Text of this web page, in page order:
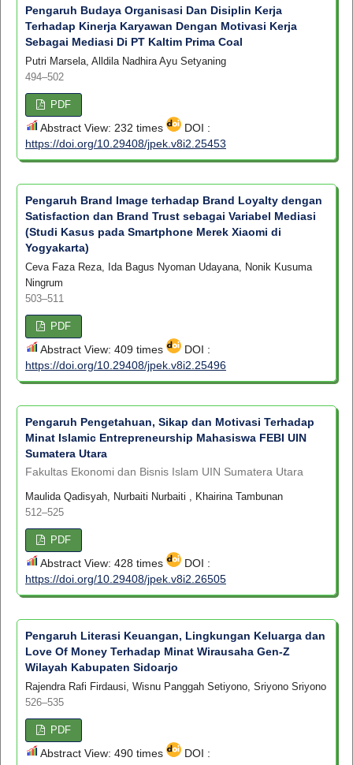
Pengaruh Budaya Organisasi Dan Disiplin Kerja
Terhadap Kinerja Karyawan Dengan Motivasi Kerja
Sebagai Mediasi Di PT Kaltim Prima Coal
Putri Marsela, Alldila Nadhira Ayu Setyaning
494–502
PDF
Abstract View: 232 times
DOI :
https://doi.org/10.29408/jpek.v8i2.25453
Pengaruh Brand Image terhadap Brand Loyalty dengan
Satisfaction dan Brand Trust sebagai Variabel Mediasi
(Studi Kasus pada Smartphone Merek Xiaomi di
Yogyakarta)
Ceva Faza Reza, Ida Bagus Nyoman Udayana, Nonik Kusuma
Ningrum
503–511
PDF
Abstract View: 409 times
DOI :
https://doi.org/10.29408/jpek.v8i2.25496
Pengaruh Pengetahuan, Sikap dan Motivasi Terhadap
Minat Islamic Entrepreneurship Mahasiswa FEBI UIN
Sumatera Utara
Fakultas Ekonomi dan Bisnis Islam UIN Sumatera Utara
Maulida Qadisyah, Nurbaiti Nurbaiti , Khairina Tambunan
512–525
PDF
Abstract View: 428 times
DOI :
https://doi.org/10.29408/jpek.v8i2.26505
Pengaruh Literasi Keuangan, Lingkungan Keluarga dan
Love Of Money Terhadap Minat Wirausaha Gen-Z
Wilayah Kabupaten Sidoarjo
Rajendra Rafi Firdausi, Wisnu Panggah Setiyono, Sriyono Sriyono
526–535
PDF
Abstract View: 490 times
DOI :